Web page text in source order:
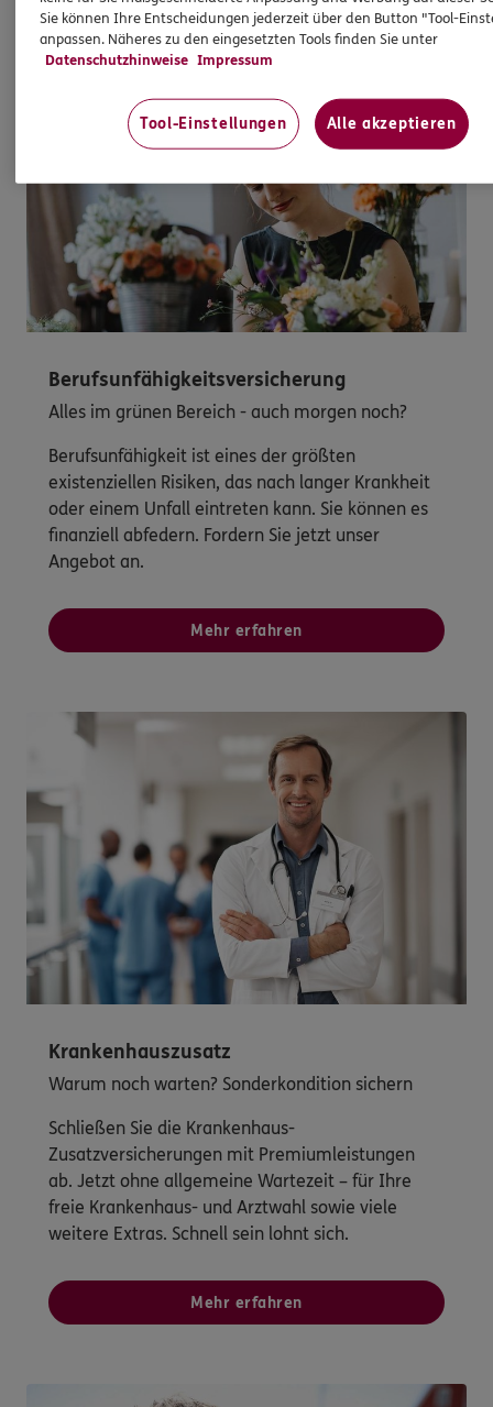
Berufsunfähigkeitsversicherung
Alles im grünen Bereich - auch morgen noch?
Berufsunfähigkeit ist eines der größten
existenziellen Risiken, das nach langer Krankheit
oder einem Unfall eintreten kann. Sie können es
finanziell abfedern. Fordern Sie jetzt unser
Angebot an.
Mehr erfahren
Krankenhauszusatz
Warum noch warten? Sonderkondition sichern
Schließen Sie die Krankenhaus-
Zusatzversicherungen mit Premiumleistungen
ab. Jetzt ohne allgemeine Wartezeit – für Ihre
freie Krankenhaus- und Arztwahl sowie viele
weitere Extras. Schnell sein lohnt sich.
Mehr erfahren
Sie können Ihre Entscheidungen jederzeit über den Button "Tool-
anpassen. Näheres zu den eingesetzten Tools finden Sie unter
Datenschutzhinweise Impressum
Tool-Einstellungen Alle akzeptieren